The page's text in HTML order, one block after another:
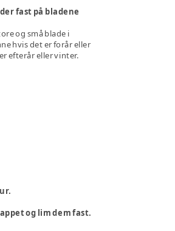
fast på bladene
og små blade i
hvis det er forår eller
efterår eller vinter.
og lim dem fast.